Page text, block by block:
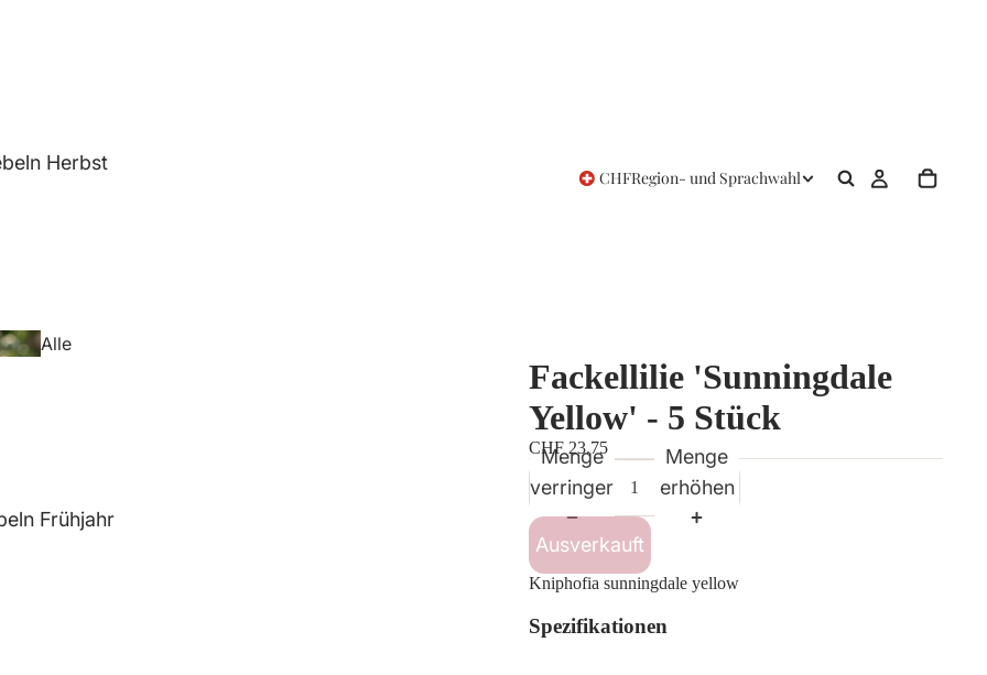
Herbst
Alle
Frühjahr
CHFRegion- und Sprachwahl
Fackellilie 'Sunningdale
Yellow' - 5 Stück
CHF 23.75
Menge
verringern
Menge
erhöhen
Ausverkauft
Kniphofia sunningdale yellow
Spezifikationen